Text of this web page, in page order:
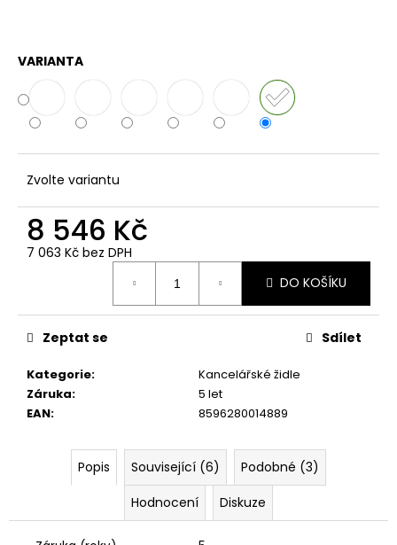
VARIANTA
Zvolte variantu
8 546 Kč
7 063 Kč bez DPH
DO KOŠÍKU
Kategorie:
Kancelářské židle
Záruka:
5 let
EAN: 8596280014889
Zeptat se Sdílet
Popis Související (6)
Podobné (3)
Hodnocení
Diskuze